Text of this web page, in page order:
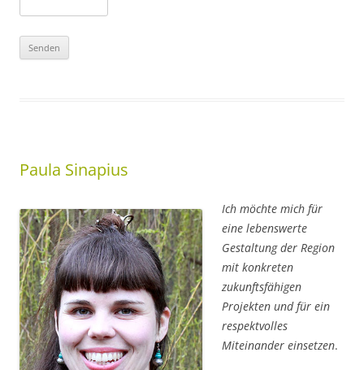
Paula Sinapius
Ich möchte mich für
eine lebenswerte
Gestaltung der Region
mit konkreten
zukunftsfähigen
Projekten und für ein
respektvolles
Miteinander einsetzen.